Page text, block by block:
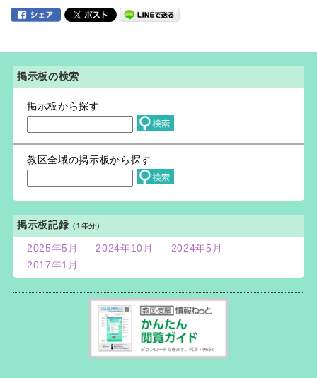
掲示板の検索
掲示板から探す
教区全域の掲示板から探す
掲示板記録 （1年分）
2025年5月 2024年10月
2024年5月
2017年1月